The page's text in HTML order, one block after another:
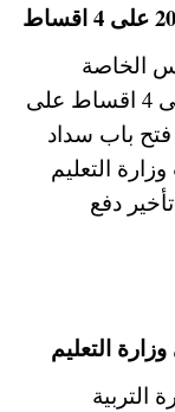
الخاصة
اللغات والمدارس الدولية في مصر على 4 اقساط على
فتح باب سداد
وشددت وزارة التعليم
دفع
التعليم
التربية